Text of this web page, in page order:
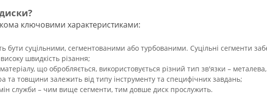
ключовими характеристиками:
бути суцільними, сегментованими або турбованими. Суцільні сегменти
швидкість різання;
що обробляється, використовується різний тип зв'язки –
та товщини залежить від типу інструменту та специфічних завдань;
служби – чим вище сегменти, тим довше диск прослужить.